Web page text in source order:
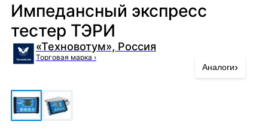
Импедансный экспресс
тестер ТЭРИ
«Техновотум», Россия
Торговая марка ›
Аналоги›